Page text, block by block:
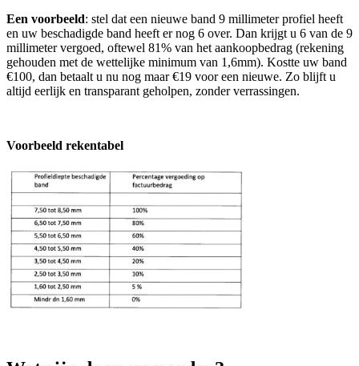
Een voorbeeld: stel dat een nieuwe band 9 millimeter profiel heeft
en uw beschadigde band heeft er nog 6 over. Dan krijgt u 6 van de 9
millimeter vergoed, oftewel 81% van het aankoopbedrag (rekening
gehouden met de wettelijke minimum van 1,6mm). Kostte uw band
€100, dan betaalt u nu nog maar €19 voor een nieuwe. Zo blijft u
altijd eerlijk en transparant geholpen, zonder verrassingen.
Voorbeeld rekentabel